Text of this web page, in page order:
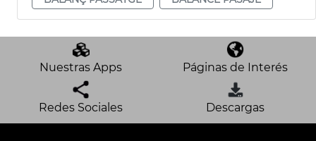
Nuestras Apps Páginas de Interés
Redes Sociales Descargas